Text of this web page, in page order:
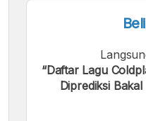
“Daftar Lagu
Diprediksi